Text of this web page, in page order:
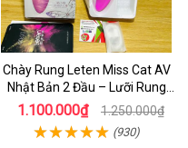
Chày Rung Leten Miss Cat AV
Nhật Bản 2 Đầu – Lưỡi Rung
Siêu Mạnh Kết Hợp Sưởi Ấm Cho
Nữ Sung Sướng
1.100.000₫ 1.250.000₫
(930)